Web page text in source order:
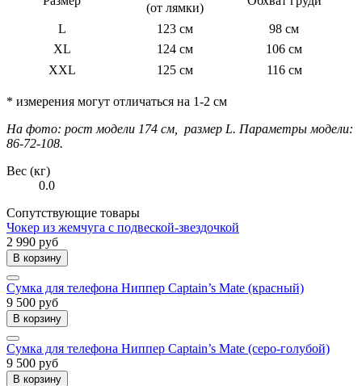
(от лямки)
L 123 см
98 см
XL
124 см
106 см
XXL
125 см 116 см
* измерения могут отличаться на 1-2 см
На фото: рост модели 174 см, размер L. Параметры модели:
86-72-108.
Вес (кг)
0.0
Сопутствующие товары
Чокер из жемчуга с подвеской-звездочкой
2 990 руб
В корзину
Сумка для телефона Ниппер Captain’s Mate (красный)
9 500 руб
В корзину
Сумка для телефона Ниппер Captain’s Mate (серо-голубой)
9 500 руб
В корзину